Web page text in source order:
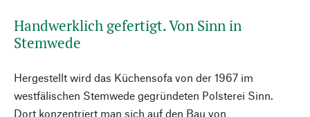
Handwerklich gefertigt. Von Sinn in
Stemwede
Hergestellt wird das Küchensofa von der 1967 im
westfälischen Stemwede gegründeten Polsterei Sinn.
Dort konzentriert man sich auf den Bau von